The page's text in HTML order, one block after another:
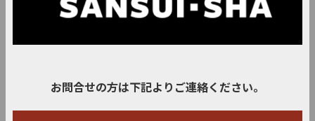
お問合せの方は下記よりご連絡ください。